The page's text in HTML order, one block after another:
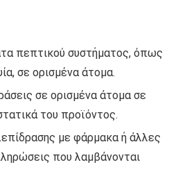
πεπτικού συστήματος, όπως
σε ορισμένα άτομα.
σε ορισμένα άτομα σε
του προϊόντος.
με φάρμακα ή άλλες
που λαμβάνονται